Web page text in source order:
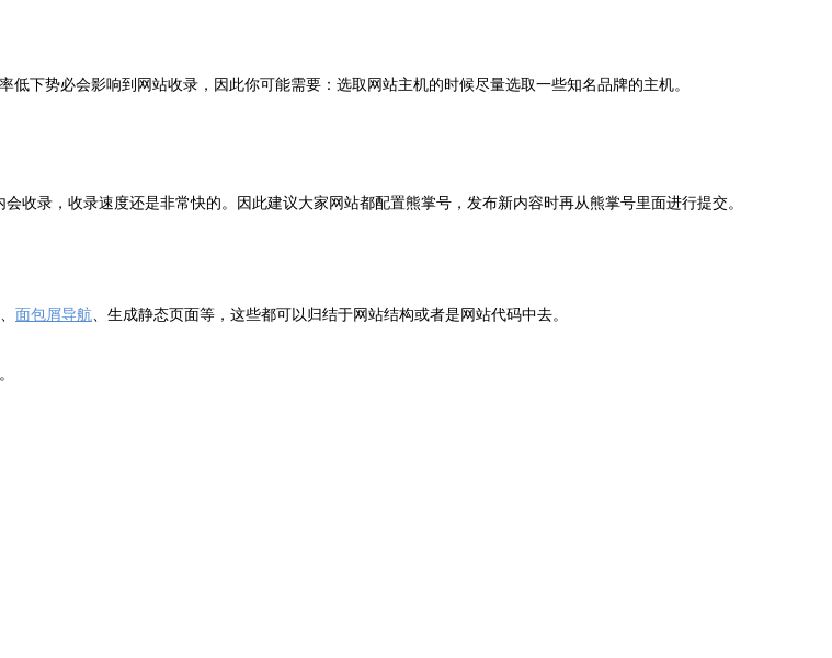
下势必会影响到网站收录，因此你可能需要：选取网站主机的时候尽量选取一些知名品牌的主机。
收录，收录速度还是非常快的。因此建议大家网站都配置熊掌号，发布新内容时再从熊掌号里面进行提交。
、 面包屑导航、生成静态页面等，这些都可以归结于网站结构或者是网站代码中去。